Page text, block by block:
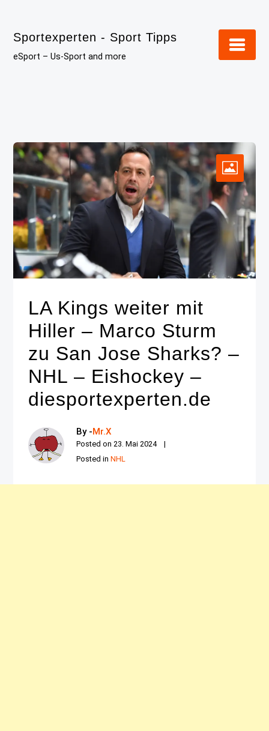
content
Sportexperten - Sport Tipps
eSport – Us-Sport and more
LA Kings weiter mit
Hiller – Marco Sturm
zu San Jose Sharks? –
NHL – Eishockey –
diesportexperten.de
By -Mr.X
Posted on23. Mai 2024
Posted inNHL